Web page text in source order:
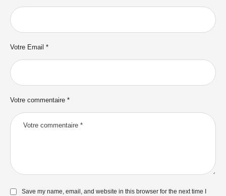
Votre commentaire *
Votre Email *
Save my name, email, and website in this browser for the next time I